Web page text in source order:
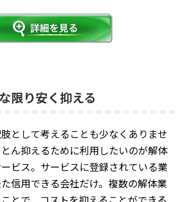
限り安く抑える
として考えることも少なくありませ
ん抑えるために利用したいのが解体
ビス。サービスに登録されている業
信用できる会社だけ。複数の解体業